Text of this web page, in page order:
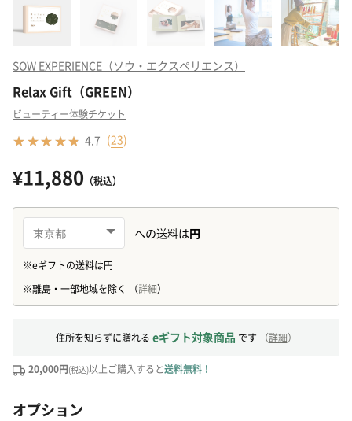
SOW EXPERIENCE（ソウ・エクスペリエンス）
Relax Gift（GREEN）
ビューティー体験チケット
4.7 (23)
¥11,880 （税込）
住所を知らずに贈れる eギフト対象商品 です （詳細）
20,000円(税込)以上ご購入すると送料無料！
オプション